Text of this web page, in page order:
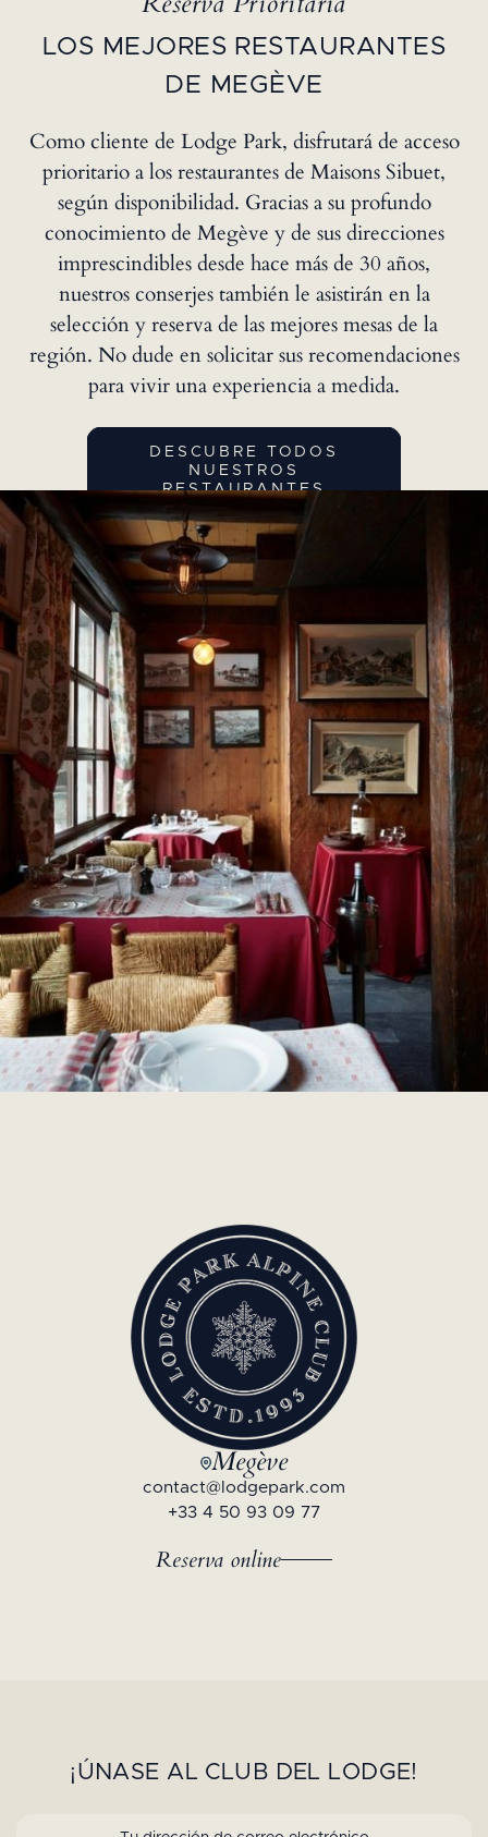
LOS MEJORES RESTAURANTES
DE MEGÈVE
Como cliente de Lodge Park, disfrutará de acceso
prioritario a los restaurantes de Maisons Sibuet,
según disponibilidad. Gracias a su profundo
conocimiento de Megève y de sus direcciones
imprescindibles desde hace más de 30 años,
nuestros conserjes también le asistirán en la
selección y reserva de las mejores mesas de la
región. No dude en solicitar sus recomendaciones
para vivir una experiencia a medida.
DESCUBRE TODOS
NUESTROS
RESTAURANTES
Megève
contact@lodgepark.com
+33 4 50 93 09 77
Reserva online
¡ÚNASE AL CLUB DEL LODGE!